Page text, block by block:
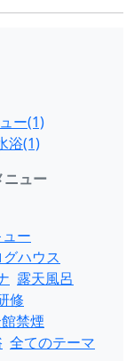
ー(1)
浴(1)
ニュー
ー
グハウス
露天風呂
修
禁煙
全てのテーマ